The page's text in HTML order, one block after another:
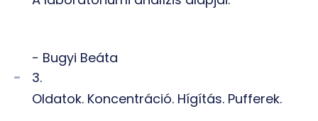
- Bugyi Beáta
3.
Oldatok. Koncentráció. Hígítás. Pufferek.